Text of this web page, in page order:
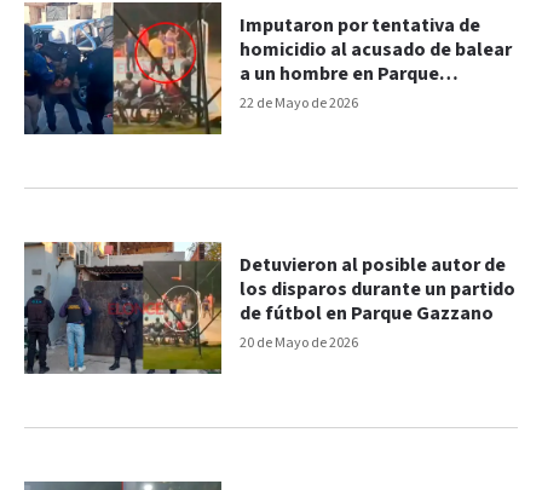
22 de Mayo de 2026
Imputaron por tentativa de
homicidio al acusado de balear
a un hombre en Parque
Gazzano
20 de Mayo de 2026
Detuvieron al posible autor de
los disparos durante un partido
de fútbol en Parque Gazzano